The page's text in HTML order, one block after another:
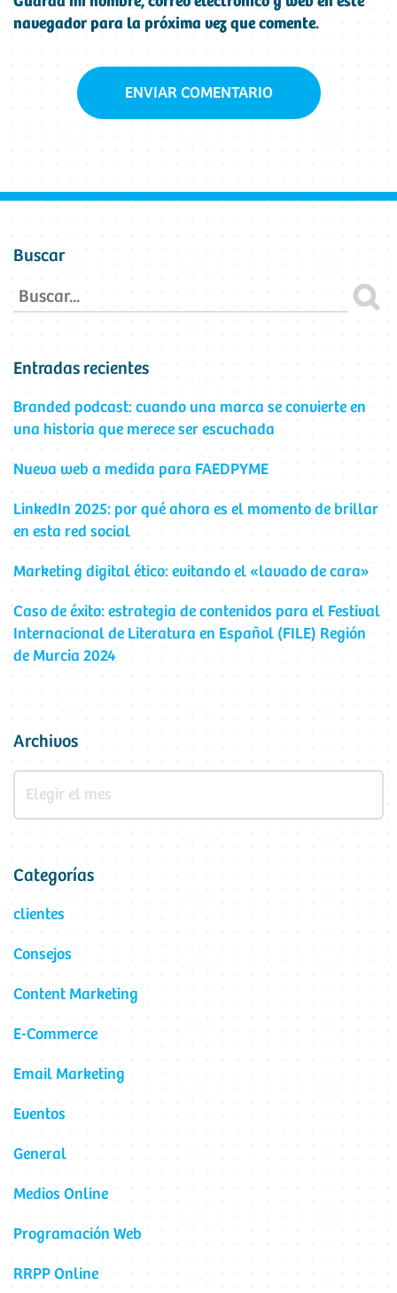
navegador para la próxima vez que comente.
Buscar
Entradas recientes
Branded podcast: cuando una marca se convierte en
una historia que merece ser escuchada
Nueva web a medida para FAEDPYME
LinkedIn 2025: por qué ahora es el momento de brillar
en esta red social
Marketing digital ético: evitando el «lavado de cara»
Caso de éxito: estrategia de contenidos para el Festival
Internacional de Literatura en Español (FILE) Región
de Murcia 2024
Archivos
Categorías
clientes
Consejos
Content Marketing
E-Commerce
Email Marketing
Eventos
General
Medios Online
Programación Web
RRPP Online